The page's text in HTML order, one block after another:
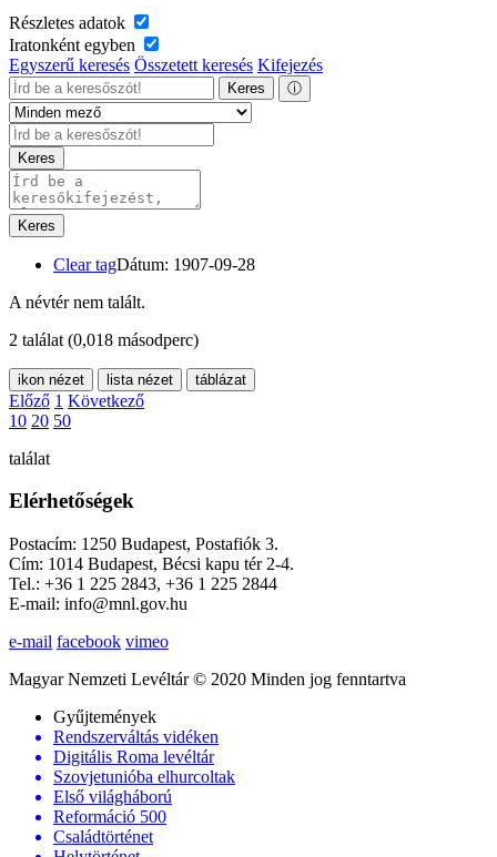
Részletes adatok
Iratonként egyben
Egyszerű keresés Összetett keresés Kifejezés
Keres ⓘ
Keres
Keres
Clear tagDátum: 1907-09-28
A névtér nem talált.
2 találat (0,018 másodperc)
ikon nézet lista nézet táblázat
Előző 1 Következő
10 20 50
találat
Elérhetőségek
Postacím: 1250 Budapest, Postafiók 3.
Cím: 1014 Budapest, Bécsi kapu tér 2-4.
Tel.: +36 1 225 2843, +36 1 225 2844
E-mail: info@mnl.gov.hu
e-mail facebook vimeo
Magyar Nemzeti Levéltár © 2020 Minden jog fenntartva
Gyűjtemények
Rendszerváltás vidéken
Digitális Roma levéltár
Szovjetunióba elhurcoltak
Első világháború
Reformáció 500
Családtörténet